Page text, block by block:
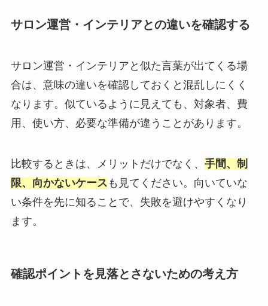
サロン運営・インテリアとの違いを確認する
サロン運営・インテリアと似た言葉が出てくる場
合は、意味の違いを確認しておくと混乱しにくく
なります。似ているように見えても、対象者、費
用、使い方、必要な準備が違うことがあります。
比較するときは、メリットだけでなく、 手間、制
限、向かないケース も見てください。向いていな
い条件を先に知ることで、失敗を避けやすくなり
ます。
確認ポイントを見落とさないための考え方